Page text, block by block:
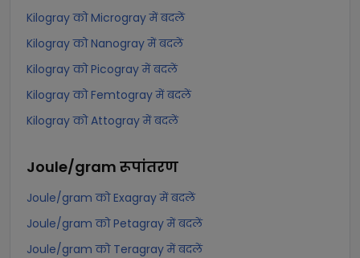
Kilogray को Microgray में बदलें
Kilogray को Nanogray में बदलें
Kilogray को Picogray में बदलें
Kilogray को Femtogray में बदलें
Kilogray को Attogray में बदलें
Joule/gram रूपांतरण
Joule/gram को Exagray में बदलें
Joule/gram को Petagray में बदलें
Joule/gram को Teragray में बदलें